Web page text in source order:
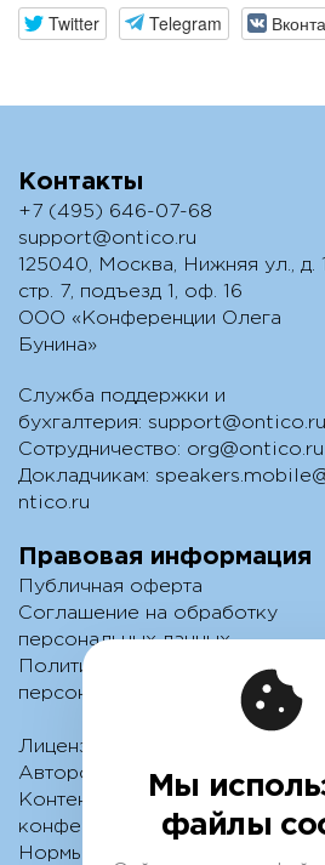
Twitter Telegram
Контакты
+7 (495) 646-07-68
support@ontico.ru
125040, Москва, Нижняя ул., д.
стр. 7, подъезд 1, оф. 16
ООО «Конференции Олега
Бунина»
Служба поддержки и
бухгалтерия: support@ontico.ru
Сотрудничество: org@ontico.ru
Докладчикам:
ntico.ru
Правовая информация
Публичная оферта
Соглашение на обработку
персональных данных
Политика обработки
персональных данных
Лицензионный договор с
Автором
Контентная политика
конференции
Нормы поведения для
Мы
файлы